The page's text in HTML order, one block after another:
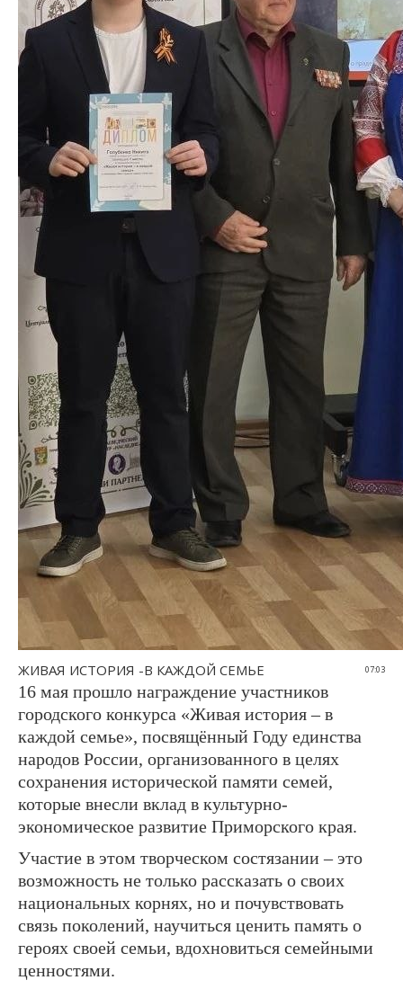
07:03
ЖИВАЯ ИСТОРИЯ -В КАЖДОЙ СЕМЬЕ
16 мая прошло награждение участников
городского конкурса «Живая история – в
каждой семье», посвящённый Году единства
народов России, организованного в целях
сохранения исторической памяти семей,
которые внесли вклад в культурно-
экономическое развитие Приморского края.
Участие в этом творческом состязании – это
возможность не только рассказать о своих
национальных корнях, но и почувствовать
связь поколений, научиться ценить память о
героях своей семьи, вдохновиться семейными
ценностями.